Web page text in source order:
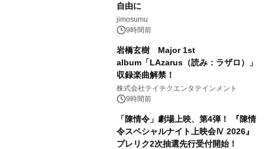
自由に
jimosumu
9時間前
岩橋玄樹 Major 1st
album「LAzarus（読み：ラザロ）」
収録楽曲解禁！
株式会社テイチクエンタテインメント
9時間前
「陳情令」劇場上映、第4弾！ 『陳情
令スペシャルナイト上映会Ⅳ 2026』
プレリク2次抽選先行受付開始！